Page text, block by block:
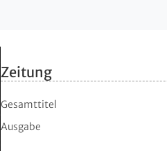
Zeitung
Gesamttitel
Ausgabe